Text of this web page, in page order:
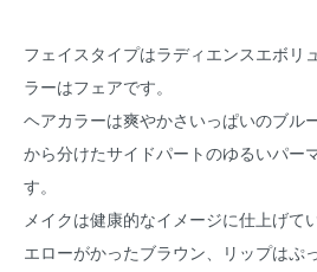
フェイスタイプはラディエンスエボリ
ラーはフェアです。
ヘアカラーは爽やかさいっぱいのブル
から分けたサイドパートのゆるいパー
す。
メイクは健康的なイメージに仕上げて
エローがかったブラウン、リップはぷ